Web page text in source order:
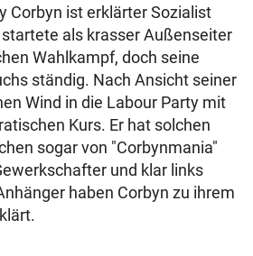
Corbyn ist erklärter Sozialist
startete als krasser Außenseiter
Wahlkampf, doch seine
ständig. Nach Ansicht seiner
Wind in die Labour Party mit
Kurs. Er hat solchen
sogar von "Corbynmania"
und klar links
haben Corbyn zu ihrem